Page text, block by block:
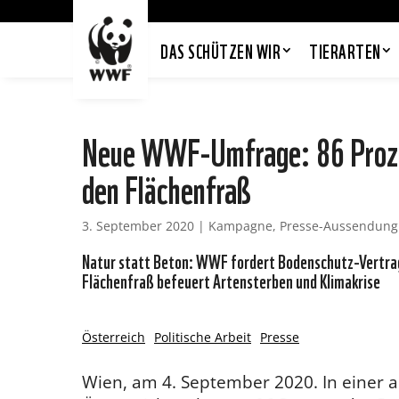
DAS SCHÜTZEN WIR TIERARTEN
Neue WWF-Umfrage: 86
den Flächenfraß
3. September 2020 | Kampagne, Presse-Aussendung
Natur statt Beton: WWF fordert Bodenschutz-
Flächenfraß befeuert Artensterben und Klimakrise
Österreich Politische Arbeit Presse
Wien, am 4. September 2020. In einer